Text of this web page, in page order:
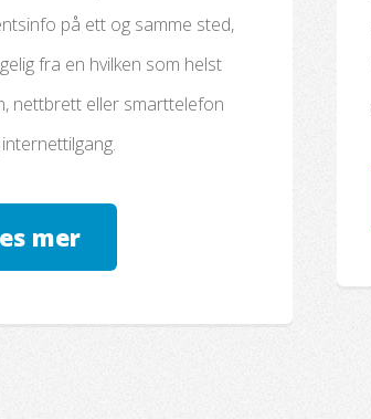
på ett og samme sted,
fra en hvilken som helst
nettbrett eller smarttelefon
mer